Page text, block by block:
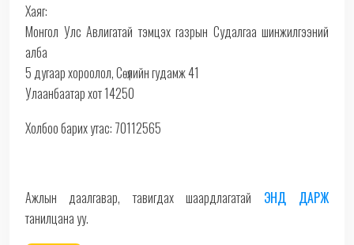
Хаяг:
Монгол Улс Авлигатай тэмцэх газрын Судалгаа шинжилгээний
алба
5 дугаар хороолол, Сөүлийн гудамж 41
Улаанбаатар хот 14250
Холбоо барих утас: 70112565
Ажлын даалгавар, тавигдах шаардлагатай ЭНД ДАРЖ
танилцана уу.